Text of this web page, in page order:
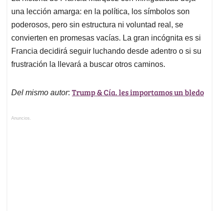
una lección amarga: en la política, los símbolos son
poderosos, pero sin estructura ni voluntad real, se
convierten en promesas vacías. La gran incógnita es si
Francia decidirá seguir luchando desde adentro o si su
frustración la llevará a buscar otros caminos.
Del mismo autor: Trump & Cía. les importamos un bledo
Anuncios.